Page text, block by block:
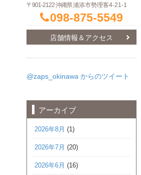
〒901-2122 沖縄県浦添市勢理客4-21-1
098-875-5549
店舗情報＆アクセス
@zaps_okinawa からのツイート
アーカイブ
2026年8月 (1)
2026年7月 (20)
2026年6月 (16)